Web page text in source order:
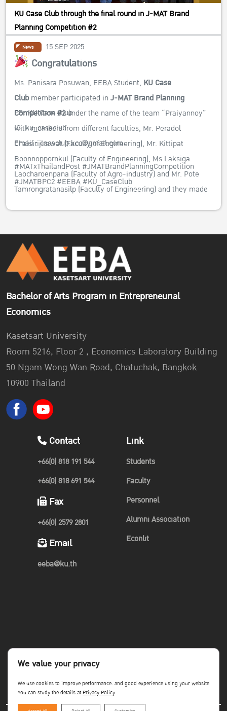
For those students are interested in gaining experience in
competitions like theirs, feel free to contact
KU Case Club through the final round in J-MAT Brand
Planning Competition #2
News 15 SEP 2025
Congratulations
Ms. Panisara Posuwan, EEBA Student, KU Case
Clubmember participated inJ-MAT Brand Planning
Competition #2under the name of the team “Praiyannoy”
with members from different faculties, Mr. Peradol
Chaisirijirawat (Faculty of Engineering), Mr. Kittipat
Boonnoppornkul (Faculty of Engineering), Ms.Laksiga
Laocharoenpana (Faculty of Agro-industry) and Mr. Pote
Tamrongratanasilp (Faculty of Engineering) and they made
The competition was organized by the
Association of Thailand” to provide opportunities for
students to compete for ideas through real action for brand
modernization to the“Thailand Post”. There are 175
teams participating in this competition from across the
“Participating in J-Mat Brand Planning Competition not
only allows us to learn how to work with others but also
provides us with the valuable experience of receiving
training from many skilled marketers.”
– Ms. Panisara Posuwan, EEBA Student
มองคนรุ่นใหม่ ปั้นไปรษณีย์ไทยให้มากกว่าการส่ง”โครงการที่เปิด
พื้นที่ให้นักศึกษาได้ปั้นแบรนด์ พร้อมกับ ภารกิจท้าทาย Gen Z
“เปลี่ยน 140 ปี ให้เหมือน 14 อีกครั้ง”ิ
ที่จัดโดยสมาคมการตลาดแห่งประเทศไทย เพื่อเปิดโอกาสให้นิสิต
มูลค่ากว่า 20,000 บาท จะได้ลงมือสร้างแบรนด์ในระยะเวลา 1 เดือน
และได้ประสบการณ์จาก exclusive mentoring โดยวิทยากรสุดพิเศษ
FB:KU Case Club
IG:ku_caseclub
Email : caseclub.kcc@gmail.com
#MATxThailandPost #JMATBrandPlanningCompetition
#JMATBPC2 #EEBA #KU_CaseClub
Bachelor of Arts Program in Entrepreneurial
Economics
Kasetsart University
Room 5216, Floor 2 , Economics Laboratory Building
50 Ngam Wong Wan Road, Chatuchak, Bangkok
10900 Thailand
Contact
+66(0) 818 191 544
+66(0) 818 691 544
Fax
+66(0) 2579 2801
Email
eeba@ku.th
Link
Students
Faculty
Personnel
Alumni Association
Econlit
We value your privacy
We use cookies to improve performance. and good experience using your website
You can study the details atPrivacy Policy